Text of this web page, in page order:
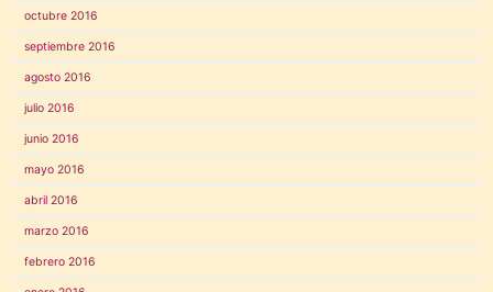
octubre 2016
septiembre 2016
agosto 2016
julio 2016
junio 2016
mayo 2016
abril 2016
marzo 2016
febrero 2016